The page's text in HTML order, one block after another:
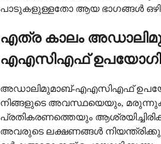
പാടുകളുള്ളതോ ആയ ഭാഗങ്ങൾ
എത്ര കാലം
എഎസിഎഫ്
അഡാലിമുമാബ്-എഎസിഎഫ്
നിങ്ങളുടെ അവസ്ഥയെയും,
പ്രതികരണത്തെയും
അവരുടെ ലക്ഷണങ്ങൾ